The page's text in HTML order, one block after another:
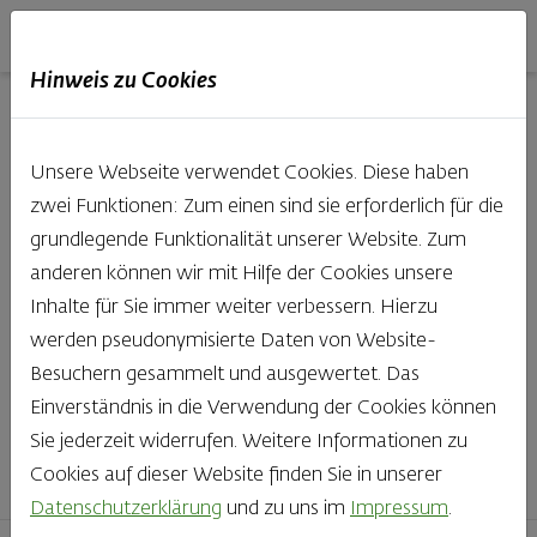
Backstube entdecken
Was gibt es Schöneres, als bei Brot & Gebäck die Qual
der Wahl zu haben? Noch dazu, wenn so großer Wert
auf den kleinen, feinen Unterschied gelegt wird, wie bei
Haubis. Beste Zutaten und Handwerk, das seinen
Namen auch verdient – das schmeckt man einfach!
Finden Sie Ihr Lieblingsprodukt
Hinweis zu Cookies
Unsere Webseite verwendet Cookies. Diese haben
zwei Funktionen: Zum einen sind sie erforderlich für die
grundlegende Funktionalität unserer Website. Zum
anderen können wir mit Hilfe der Cookies unsere
Inhalte für Sie immer weiter verbessern. Hierzu
werden pseudonymisierte Daten von Website-
Besuchern gesammelt und ausgewertet. Das
Einverständnis in die Verwendung der Cookies können
Sie jederzeit widerrufen. Weitere Informationen zu
Cookies auf dieser Website finden Sie in unserer
Datenschutzerklärung und zu uns im Impressum.